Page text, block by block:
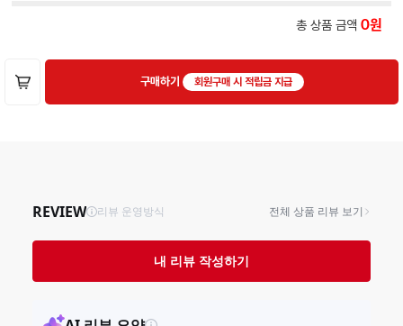
총 상품 금액 0
구매하기 회원구매 시 적립금 지급